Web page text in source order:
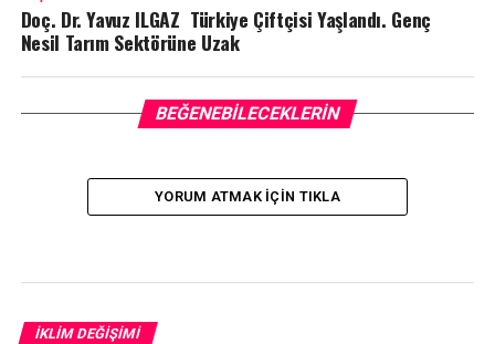
Doç. Dr. Yavuz ILGAZ Türkiye Çiftçisi Yaşlandı. Genç
Nesil Tarım Sektörüne Uzak
BEĞENEBILECEKLERIN
YORUM ATMAK IÇIN TIKLA
İKLIM DEĞIŞIMI